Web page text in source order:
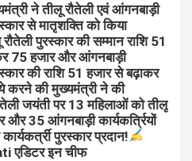
ने तीलू रौतेली एवं आंगनबाड़ी
से मातृशक्ति को किया
पुरस्कार की सम्मान राशि 51
75 हजार और आंगनबाड़ी
की राशि 51 हजार से बढ़ाकर
करने की मुख्यमंत्री ने की
जयंती पर 13 महिलाओं को तीलू
और 35 आंगनबाड़ी कार्यकर्त्रियों
पुरस्कार प्रदान!
एडिटर इन चीफ